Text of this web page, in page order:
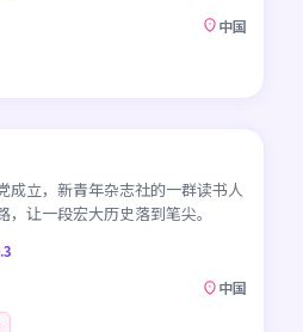
中国
成立，新青年杂志社的一群读书人
让一段宏大历史落到笔尖。
中国